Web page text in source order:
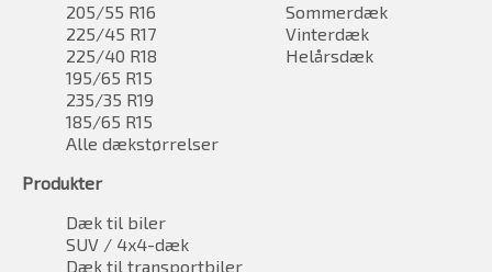
205/55 R16
225/45 R17
225/40 R18
195/65 R15
235/35 R19
185/65 R15
Alle dækstørrelser
Sommerdæk
Vinterdæk
Helårsdæk
Produkter
Dæk til biler
SUV / 4x4-dæk
Dæk til transportbiler